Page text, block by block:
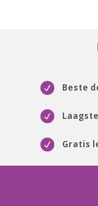
Beste
Gratis